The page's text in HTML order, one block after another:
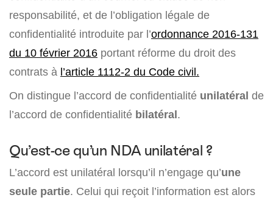
responsabilité, et de l’obligation légale de
confidentialité introduite par l’ordonnance 2016-131
du 10 février 2016 portant réforme du droit des
contrats à l’article 1112-2 du Code civil.
On distingue l’accord de confidentialité unilatéral de
l’accord de confidentialité bilatéral.
Qu’est-ce qu’un NDA unilatéral ?
L’accord est unilatéral lorsqu’il n’engage qu’une
seule partie. Celui qui reçoit l’information est alors